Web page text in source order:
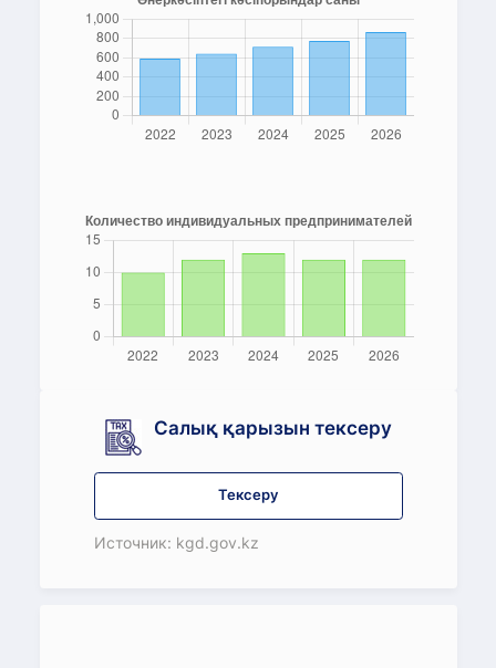
Салық қарызын тексеру
Тексеру
Источник: kgd.gov.kz